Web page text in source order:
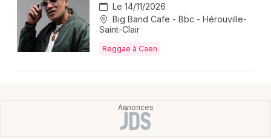
Le 14/11/2026
Big Band Cafe - Bbc - Hérouville-
Saint-Clair
Reggae à Caen